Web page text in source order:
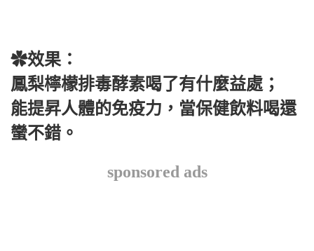
✿效果：
鳳梨檸檬排毒酵素喝了有什麼益處；
能提昇人體的免疫力，當保健飲料喝還
蠻不錯。
sponsored ads